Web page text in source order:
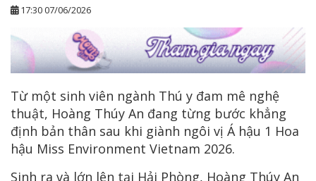
17:30 07/06/2026
Từ một sinh viên ngành Thú y đam mê nghệ
thuật, Hoàng Thúy An đang từng bước khẳng
định bản thân sau khi giành ngôi vị Á hậu 1 Hoa
hậu Miss Environment Vietnam 2026.
Sinh ra và lớn lên tại Hải Phòng, Hoàng Thúy An